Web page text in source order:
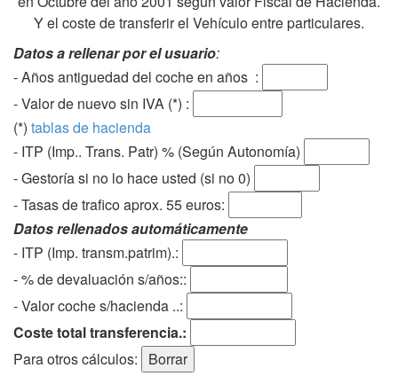
Y el coste de transferir el Vehículo entre particulares.
Datos a rellenar por el usuario:
- Años antiguedad del coche en años :
- Valor de nuevo sin IVA (*) :
(*) tablas de hacienda
- ITP (Imp.. Trans. Patr) % (Según Autonomía)
- Gestoría si no lo hace usted (si no 0)
-Tasas de trafico aprox. 55 euros:
Datos rellenados automáticamente
- ITP (Imp. transm.patrim).:
- % de devaluación s/años::
- Valor coche s/hacienda ..:
Coste total transferencia.:
Para otros cálculos: